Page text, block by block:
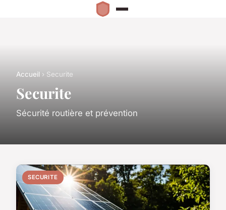
Accueil › Securite
Securite
Sécurité routière et prévention
SECURITE